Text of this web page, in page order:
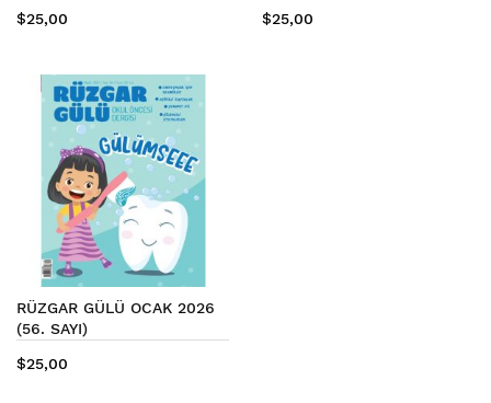
$25,00
$25,00
RÜZGAR GÜLÜ OCAK 2026
(56. SAYI)
$25,00